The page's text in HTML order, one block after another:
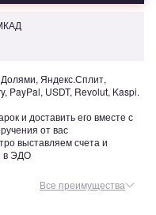
Яндекс.Сплит,
PayPal, USDT, Revolut, Kaspi.
и доставить его вместе с
от вас
выставляем счета и
в ЭДО
Все преимущества